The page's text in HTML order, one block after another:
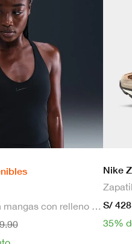
Bra deportivo sin mangas con relleno de sujeción media para mujer
Nike
S/
35%